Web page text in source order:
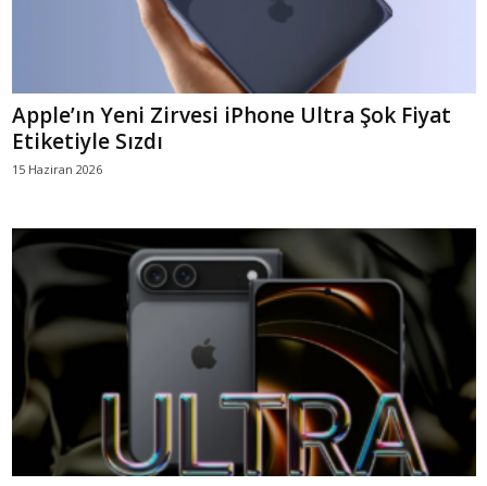
Apple’ın Yeni Zirvesi iPhone Ultra Şok Fiyat
Etiketiyle Sızdı
15 Haziran 2026